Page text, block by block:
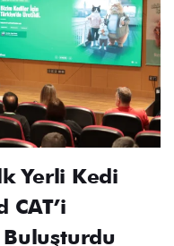
Yerli Kedi
CAT’i